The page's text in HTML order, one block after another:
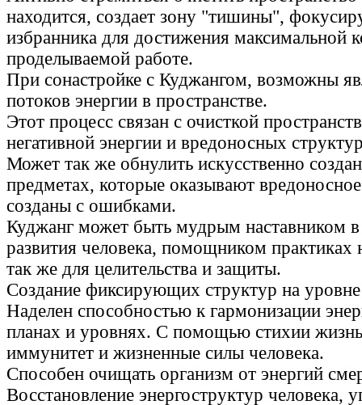
находится, создает зону "тишины",
избранника для достижения максимальной
проделываемой работе.
При сонастройке с Куджангом, возможны
потоков энергии в пространстве.
Этот процесс связан с очисткой
негативной энергии и вредоносных
Может так же обнулить искусственно
предметах, которые оказывают
созданы с ошибками.
Куджанг может быть мудрым наставником в
развития человека, помощником практиках
так же для целительства и защиты.
Создание фиксирующих структур на
Наделен способностью к гармонизации
планах и уровнях. С помощью стихии жизнь
иммунитет и жизненные силы человека.
Способен очищать организм от энергий
Восстановление энергоструктур человека,